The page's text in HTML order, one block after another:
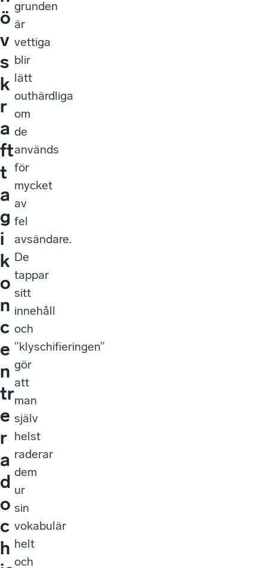
ö
v
s
k
r
a
ft
t
a
g
i
k
o
n
c
e
n
tr
e
r
a
d
o
c
h
grunden
är
vettiga
blir
lätt
outhärdliga
om
de
används
för
mycket
av
fel
avsändare.
De
tappar
sitt
innehåll
och
”klyschifieringen”
gör
att
man
själv
helst
raderar
dem
ur
sin
vokabulär
helt
och